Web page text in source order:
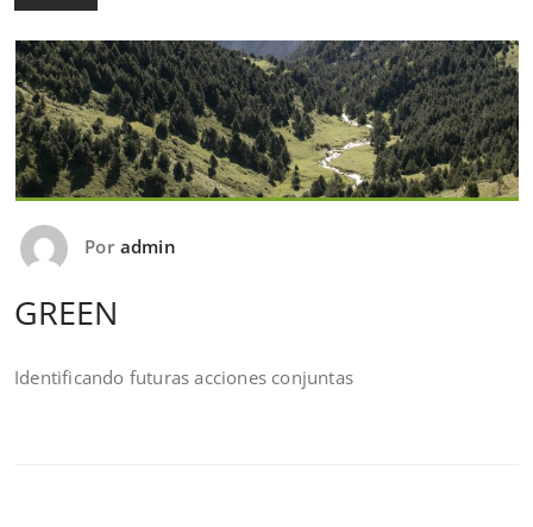
Por admin
GREEN
Identificando futuras acciones conjuntas